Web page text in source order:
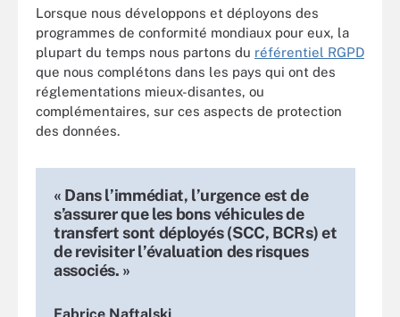
Lorsque nous développons et déployons des
programmes de conformité mondiaux pour eux, la
plupart du temps nous partons du référentiel RGPD
que nous complétons dans les pays qui ont des
réglementations mieux-disantes, ou
complémentaires, sur ces aspects de protection
des données.
« Dans l’immédiat, l’urgence est de
s’assurer que les bons véhicules de
transfert sont déployés (SCC, BCRs) et
de revisiter l’évaluation des risques
associés. »
Fabrice Naftalski